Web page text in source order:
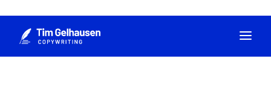
Inhalt
springen